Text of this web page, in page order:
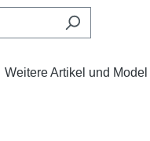
Weitere Artikel und Model